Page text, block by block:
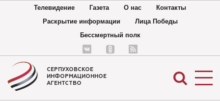
Телевидение Газета О нас
Контакты
Раскрытие информации
Лица Победы
Бессмертный полк
СЕРПУХОВСКОЕ
ИНФОРМАЦИОННОЕ
АГЕНТСТВО